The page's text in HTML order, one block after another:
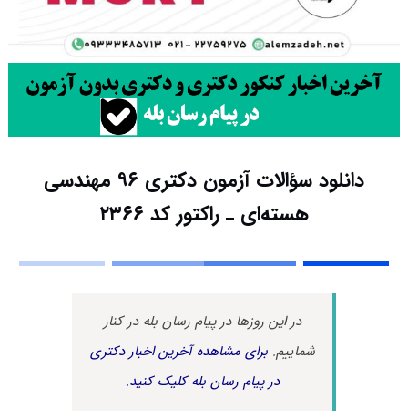
دانلود سؤالات آزمون دکتری ۹۶ مهندسی
هسته‌ای ـ راکتور کد ۲۳۶۶
در این روزها در پیام رسان بله در کنار
شماییم.برای مشاهده آخرین اخبار دکتری
در پیام رسان بله کلیک کنید.